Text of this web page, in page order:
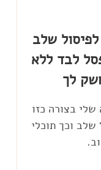
שלב
לבד ללא
לך
בצורה כזו
וכך תוכלי